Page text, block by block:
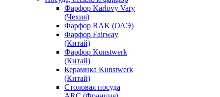
Фарфор Karlovy Vary
(Чехия)
Фарфор RAK (ОАЭ)
Фарфор Fairway
(Китай)
Фарфор Kunstwerk
(Китай)
Керамика Kunstwerk
(Китай)
Столовая посуда